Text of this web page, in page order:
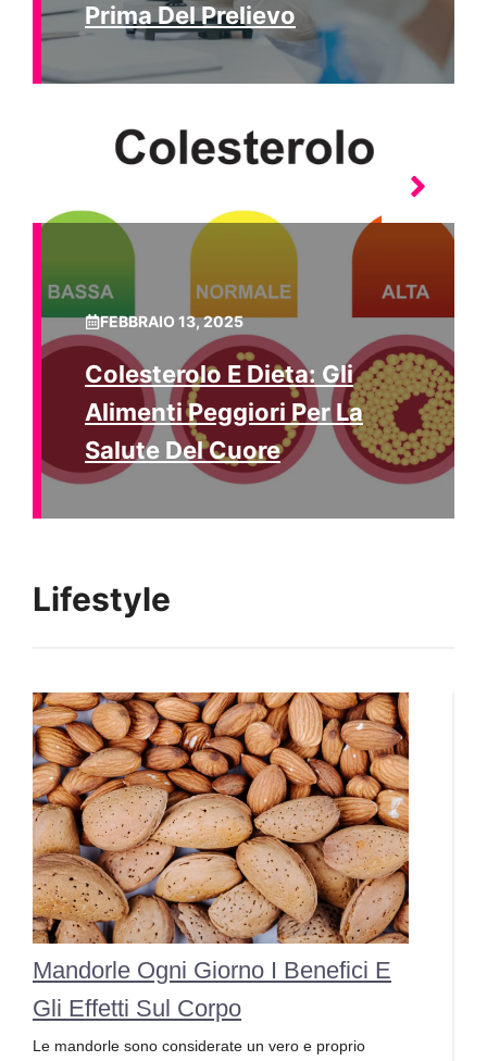
Prima Del Prelievo
FEBBRAIO 13, 2025
Colesterolo E Dieta: Gli
Alimenti Peggiori Per La
Salute Del Cuore
Lifestyle
Mandorle Ogni Giorno I Benefici E
Gli Effetti Sul Corpo
Le mandorle sono considerate un vero e proprio